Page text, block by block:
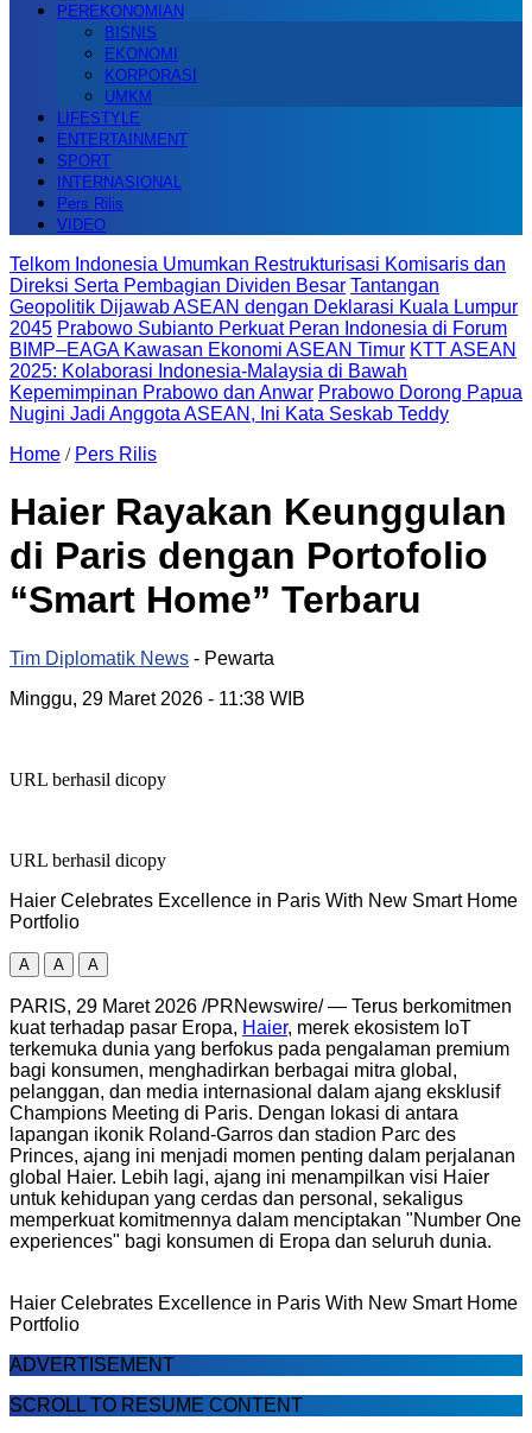
PEREKONOMIAN
BISNIS
EKONOMI
KORPORASI
UMKM
LIFESTYLE
ENTERTAINMENT
SPORT
INTERNASIONAL
Pers Rilis
VIDEO
Telkom Indonesia Umumkan Restrukturisasi Komisaris dan
Direksi Serta Pembagian Dividen Besar Tantangan
Geopolitik Dijawab ASEAN dengan Deklarasi Kuala Lumpur
2045 Prabowo Subianto Perkuat Peran Indonesia di Forum
BIMP–EAGA Kawasan Ekonomi ASEAN Timur KTT ASEAN
2025: Kolaborasi Indonesia-Malaysia di Bawah
Kepemimpinan Prabowo dan Anwar Prabowo Dorong Papua
Nugini Jadi Anggota ASEAN, Ini Kata Seskab Teddy
Home / Pers Rilis
Haier Rayakan Keunggulan
di Paris dengan Portofolio
“Smart Home” Terbaru
Tim Diplomatik News - Pewarta
Minggu, 29 Maret 2026 - 11:38 WIB
URL berhasil dicopy
URL berhasil dicopy
Haier Celebrates Excellence in Paris With New Smart Home
Portfolio
A A A
PARIS, 29 Maret 2026 /PRNewswire/ — Terus berkomitmen
kuat terhadap pasar Eropa, Haier, merek ekosistem IoT
terkemuka dunia yang berfokus pada pengalaman premium
bagi konsumen, menghadirkan berbagai mitra global,
pelanggan, dan media internasional dalam ajang eksklusif
Champions Meeting di Paris. Dengan lokasi di antara
lapangan ikonik Roland-Garros dan stadion Parc des
Princes, ajang ini menjadi momen penting dalam perjalanan
global Haier. Lebih lagi, ajang ini menampilkan visi Haier
untuk kehidupan yang cerdas dan personal, sekaligus
memperkuat komitmennya dalam menciptakan "Number One
experiences" bagi konsumen di Eropa dan seluruh dunia.
Haier Celebrates Excellence in Paris With New Smart Home
Portfolio
ADVERTISEMENT
SCROLL TO RESUME CONTENT